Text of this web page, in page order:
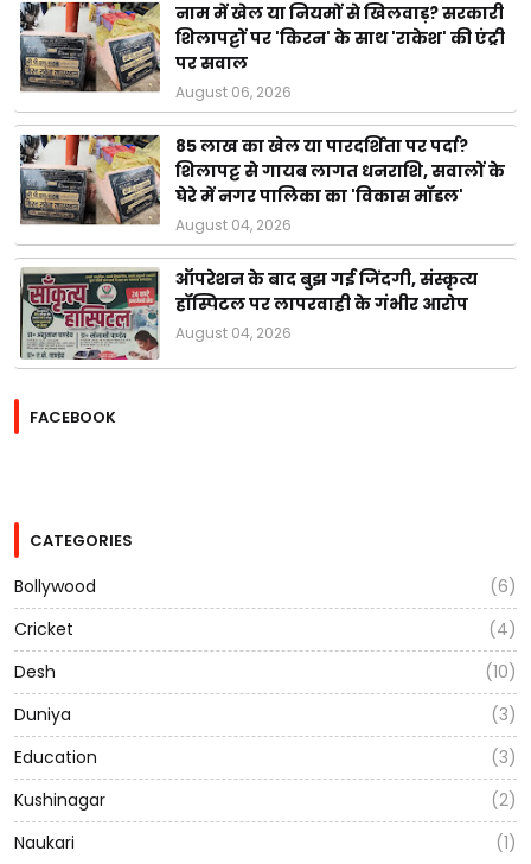
नाम में खेल या नियमों से खिलवाड़? सरकारी
शिलापट्टों पर 'किरन' के साथ 'राकेश' की एंट्री
पर सवाल
August 06, 2026
85 लाख का खेल या पारदर्शिता पर पर्दा?
शिलापट्ट से गायब लागत धनराशि, सवालों के
घेरे में नगर पालिका का 'विकास मॉडल'
August 04, 2026
ऑपरेशन के बाद बुझ गई जिंदगी, संस्कृत्य
हॉस्पिटल पर लापरवाही के गंभीर आरोप
August 04, 2026
FACEBOOK
CATEGORIES
Bollywood
(6)
Cricket
(4)
Desh
(10)
Duniya
(3)
Education
(3)
Kushinagar
(2)
Naukari
(1)